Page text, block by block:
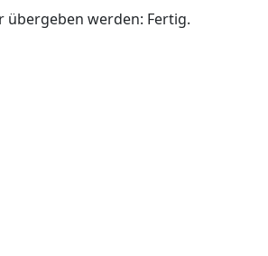
übergeben werden: Fertig.